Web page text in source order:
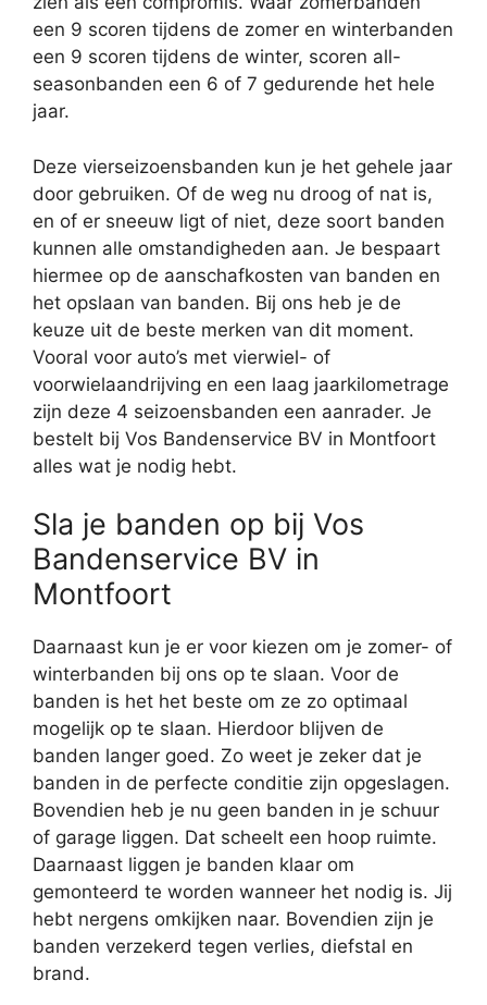
een 9 scoren tijdens de zomer en winterbanden
een 9 scoren tijdens de winter, scoren all-
seasonbanden een 6 of 7 gedurende het hele
jaar.
Deze vierseizoensbanden kun je het gehele jaar
door gebruiken. Of de weg nu droog of nat is,
en of er sneeuw ligt of niet, deze soort banden
kunnen alle omstandigheden aan. Je bespaart
hiermee op de aanschafkosten van banden en
het opslaan van banden. Bij ons heb je de
keuze uit de beste merken van dit moment.
Vooral voor auto’s met vierwiel- of
voorwielaandrijving en een laag jaarkilometrage
zijn deze 4 seizoensbanden een aanrader. Je
bestelt bij Vos Bandenservice BV in Montfoort
alles wat je nodig hebt.
Sla je banden op bij Vos
Bandenservice BV in
Montfoort
Daarnaast kun je er voor kiezen om je zomer- of
winterbanden bij ons op te slaan. Voor de
banden is het het beste om ze zo optimaal
mogelijk op te slaan. Hierdoor blijven de
banden langer goed. Zo weet je zeker dat je
banden in de perfecte conditie zijn opgeslagen.
Bovendien heb je nu geen banden in je schuur
of garage liggen. Dat scheelt een hoop ruimte.
Daarnaast liggen je banden klaar om
gemonteerd te worden wanneer het nodig is. Jij
hebt nergens omkijken naar. Bovendien zijn je
banden verzekerd tegen verlies, diefstal en
brand.